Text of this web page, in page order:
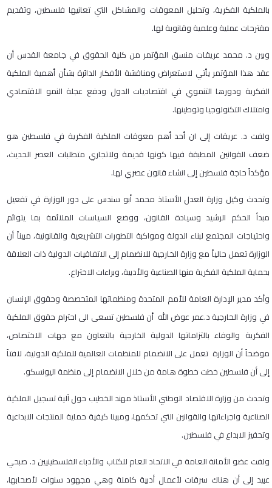
بالملكية الفكرية، وتحليل المعوقات والمشاكل التي تعانيها فلسطين، وتقديم
مقترحات عملية وعلمية وقانوية لها.
وبين د. محمد عريقات منسق المؤتمر من كلية الحقوق في جامعة القدس أن
عقد هذا المؤتمر يأتي لاستعراض ومناقشة الأفكار الدائرة بشأن أهمية الملكية
الفكرية ودورها التنموي في اقتصاديات الدول ودفع عجلة النمو الاقتصادي
وامتلاك التكنولوجيا وتوطينها.
ولفت د. عريقات إلى ان أحد أهم معوقات الملكية الفكرية في فلسطين هو
ضعف القوانين المطبقة فيها كونها قديمة ولاتجاري متطلبات العصر الحديث،
مؤكداً حاجة فلسطين إلى انشاء قانون عصري لها.
وتحدث وكيل وزارة العدل الأستاذ محمد أبو سندس على دور الوزارة في تفعيل
مبدأ الحكم الرشيد وسيادة القانون، ووضع السياسات الملائمة بما يتوائم
واحتياجات المجتمع لبناء الدولة ومواكبة التطورات التشريعية والقانونية، مبيناً أن
الوزارة تعمل حالياً مع وزارة الخارجية للانضمام إلى الاتفاقيات الدولية ذات العلاقة
بحماية الملكية الفكرية منها الصناعية والأدبية، وبراءات الاختراع.
وأكد مدير الإدارة العامة للأمم المتحدة ومنظماتها المتخصصة وحقوق الإنسان
في وزارة الخارجية د.عمر عوض الله أن فلسطين تسعى الى احترام حقوق الملكية
الفكرية والوفاء بالتزاماتها الدولية الخارجية بالتعاون مع جهات الاختصاص،
موضحاً أن الوزارة تعمل على الانضمام للمنظمات العالمية للملكية الدولية، لافتاً
إلى أن فلسطين خطت خطوة هامة من خلال الانضمام إلى منظمة اليونسكو.
وتحدث من وزارة الاقتصاد الوطني الأستاذ مهند الخطيب حول آلية تسجيل الملكية
الصناعية واجراءاتها والقوانين التي تحكمها، ومبينا كيفية حماية المنتجات الابداعية
وتحفيز الابداع في فلسطين.
ولفت عضو الأمانة العامة في الاتحاد العام للكتاب والأدباء الفلسطينيين د. صبحي
عبيد إلى أن هناك سرقات لأعمال أدبية كاملة وهي مجهود سنوات لأصحابها،